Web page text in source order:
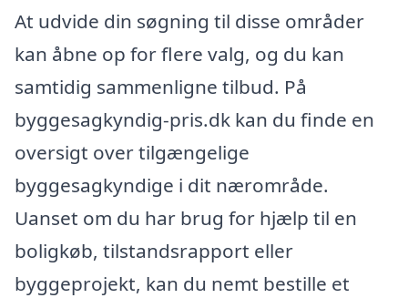
At udvide din søgning til disse områder
kan åbne op for flere valg, og du kan
samtidig sammenligne tilbud. På
byggesagkyndig-pris.dk kan du finde en
oversigt over tilgængelige
byggesagkyndige i dit nærområde.
Uanset om du har brug for hjælp til en
boligkøb, tilstandsrapport eller
byggeprojekt, kan du nemt bestille et